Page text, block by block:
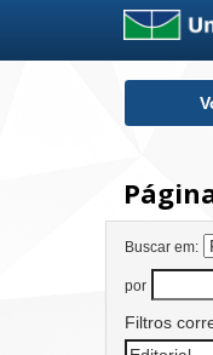
Buscar em:
por
Filtros